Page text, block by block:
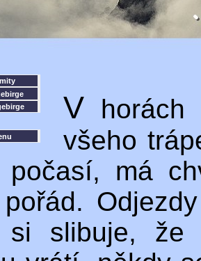
V horách
všeho
počasí, má
si slibuje,